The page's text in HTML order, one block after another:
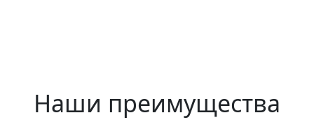
Наши преимущества